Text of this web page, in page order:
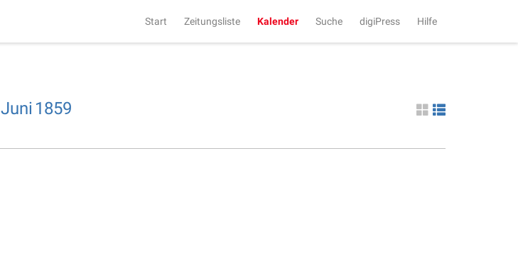
Start Zeitungsliste Kalender Suche digiPress Hilfe
Juni 1859